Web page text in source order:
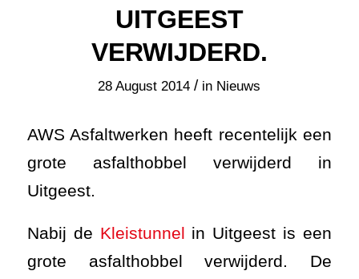
UITGEEST
VERWIJDERD.
28 August 2014 / in Nieuws
AWS Asfaltwerken heeft recentelijk een
grote asfalthobbel verwijderd in
Uitgeest.
Nabij de Kleistunnel in Uitgeest is een
grote asfalthobbel verwijderd. De